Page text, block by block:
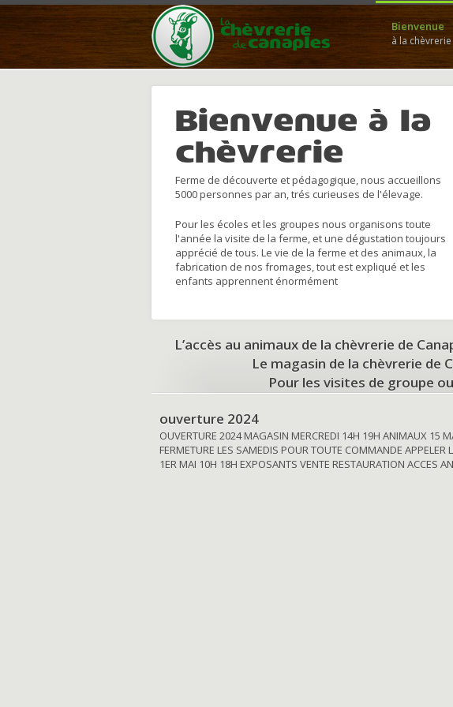
Bienvenue
à la chèvrerie
Bienvenue à la
chèvrerie
Ferme de découverte et pédagogique, nous accueillons
5000 personnes par an, trés curieuses de l'élevage.
Pour les écoles et les groupes nous organisons toute
l'année la visite de la ferme, et une dégustation toujours
apprécié de tous. Le vie de la ferme et des animaux, la
fabrication de nos fromages, tout est expliqué et les
enfants apprennent énormément
L’accès au animaux de la chèvrerie de
Le magasin de la chèvrerie de
Pour les visites de groupe
ouverture 2024
OUVERTURE 2024 MAGASIN MERCREDI 14H 19H ANIMAUX 15
FERMETURE LES SAMEDIS POUR TOUTE COMMANDE
1ER MAI 10H 18H EXPOSANTS VENTE RESTAURATION ACCES